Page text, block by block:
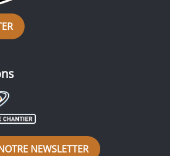
NEWSLETTER